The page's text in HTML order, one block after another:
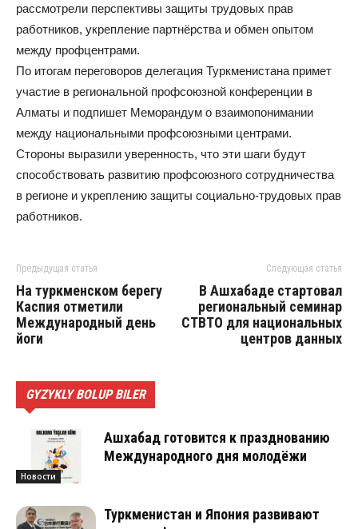
рассмотрели перспективы защиты трудовых прав
работников, укрепление партнёрства и обмен опытом
между профцентрами.
По итогам переговоров делегация Туркменистана примет
участие в региональной профсоюзной конференции в
Алматы и подпишет Меморандум о взаимопонимании
между национальными профсоюзными центрами.
Стороны выразили уверенность, что эти шаги будут
способствовать развитию профсоюзного сотрудничества
в регионе и укреплению защиты социально‑трудовых прав
работников.
Предыдущая статья
На туркменском берегу
Каспия отметили
Международный день
йоги
Следующая статья
В Ашхабаде стартовал
региональный семинар
CTBTO для национальных
центров данных
GYZYKLY BOLUP BILER
Новости
Ашхабад готовится к празднованию
Международного дня молодёжи
Туркменистан и Япония развивают